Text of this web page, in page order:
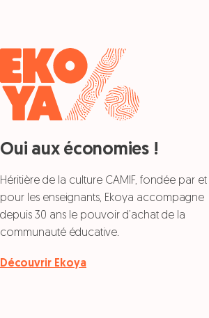
Oui aux économies !
Héritière de la culture CAMIF, fondée par et
pour les enseignants, Ekoya accompagne
depuis 30 ans le pouvoir d’achat de la
communauté éducative.
Découvrir Ekoya